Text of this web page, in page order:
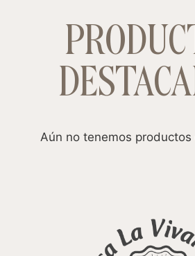
Aún no tenemos